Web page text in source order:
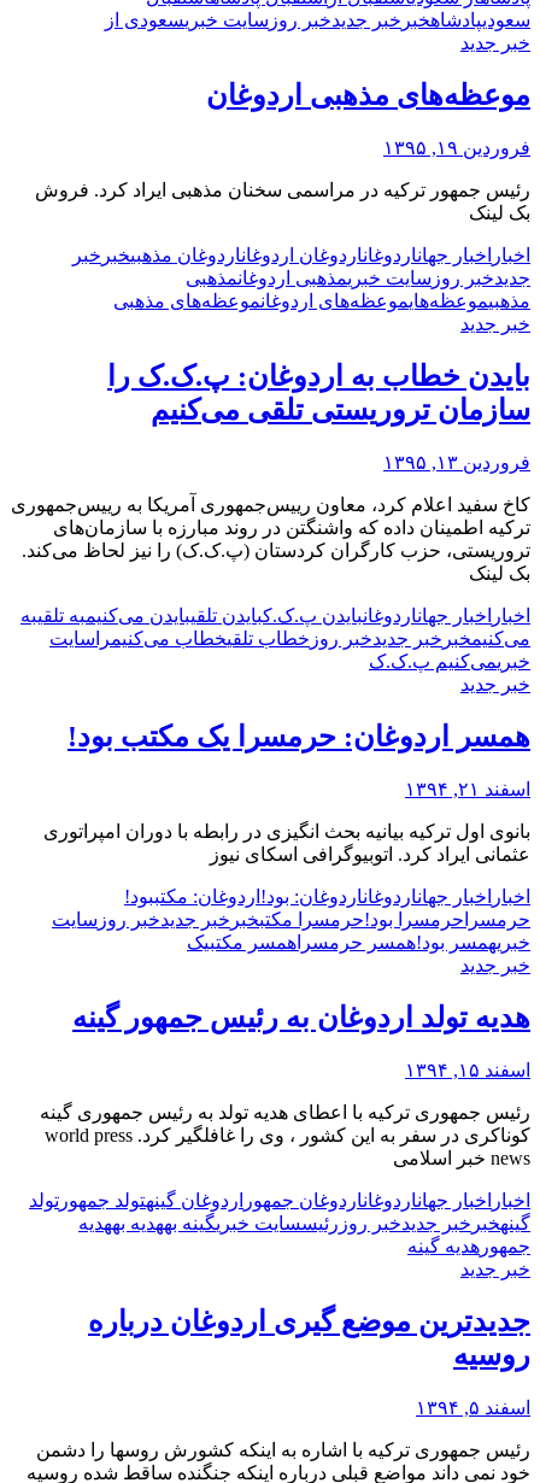
سعودیپادشاهخبر خبر جدیدخبر روز سایت خبریسعودی از
خبر جدید
موعظه‌های مذهبی اردوغان
فروردین ۱۹, ۱۳۹۵
رئیس جمهور ترکیه در مراسمی سخنان مذهبی ایراد کرد. فروش
بک لینک
اخبار اخبار جهاناردوغاناردوغان اردوغاناردوغان مذهبیخبر خبر
جدیدخبر روز سایت خبریمذهبی اردوغانمذهبی
مذهبیموعظه‌هایموعظه‌های اردوغانموعظه‌های مذهبی
خبر جدید
بایدن خطاب به اردوغان: پ.ک.ک را
سازمان تروریستی تلقی می‌کنیم
فروردین ۱۳, ۱۳۹۵
کاخ سفید اعلام کرد، معاون رییس‌جمهوری آمریکا به رییس‌جمهوری
ترکیه اطمینان داده که واشنگتن در روند مبارزه با سازمان‌های
تروریستی، حزب کارگران کردستان (پ.ک.ک) را نیز لحاظ می‌کند.
بک لینک
اخبار اخبار جهاناردوغانبایدن پ.ک.کبایدن تلقیبایدن می‌کنیمبه تلقیبه
می‌کنیمخبر خبر جدیدخبر روز خطاب تلقیخطاب می‌کنیمرا سایت
خبریمی‌کنیم پ.ک.ک
خبر جدید
همسر اردوغان: حرمسرا یک مکتب بود!
اسفند ۲۱, ۱۳۹۴
بانوی اول ترکیه بیانیه بحث انگیزی در رابطه با دوران امپراتوری
عثمانی ایراد کرد. اتوبیوگرافی اسکای نیوز
اخبار اخبار جهاناردوغاناردوغان: بود! اردوغان: مکتببود!
حرمسرا حرمسرا بود!حرمسرا مکتبخبر خبر جدیدخبر روز سایت
خبریهمسر بود!همسر حرمسرا همسر مکتبیک
خبر جدید
هدیه تولد اردوغان به رئیس جمهور گینه
اسفند ۱۵, ۱۳۹۴
رئیس جمهوری ترکیه با اعطای هدیه تولد به رئیس جمهوری گینه
کوناکری در سفر به این کشور ، وی را غافلگیر کرد. world press
news خبر اسلامی
اخبار اخبار جهاناردوغاناردوغان جمهور اردوغان گینهتولد جمهور تولد
گینهخبر خبر جدیدخبر روز رئیسسایت خبریگینه بههدیه بههدیه
جمهور هدیه گینه
خبر جدید
جدیدترین موضع گیری اردوغان درباره
روسیه
اسفند ۵, ۱۳۹۴
رئیس جمهوری ترکیه با اشاره به اینکه کشورش روسها را دشمن
خود نمی داند مواضع قبلی درباره اینکه جنگنده ساقط شده روسیه